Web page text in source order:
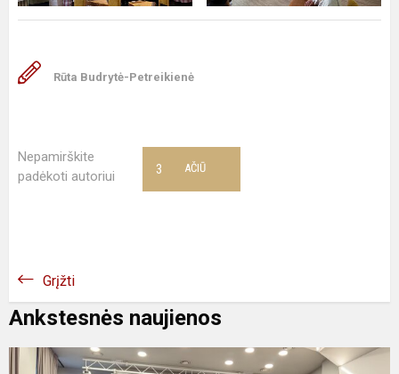
Rūta Budrytė-Petreikienė
Nepamirškite
padėkoti autoriui
AČIŪ
3
Grįžti
Ankstesnės naujienos